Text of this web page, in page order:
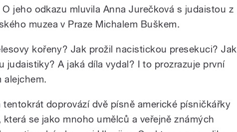
jeho odkazu mluvila Anna Jurečková s judaistou z
muzea v Praze Michalem Buškem.
kořeny? Jak prožil nacistickou presekuci? Jak
judaistiky? A jaká díla vydal? I to prozrazuje první
alejchem.
tentokrát doprovází dvě písně americké písničkářky
která se jako mnoho umělců a veřejně známých